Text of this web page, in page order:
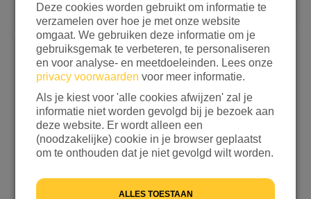
Kies een bedrag
ANDERS
Ik wil bijdragen aan de transactiekosten en betaal
Ik wil niet bijdragen aan de transactiekosten
Deze cookies worden gebruikt om informatie te
verzamelen over hoe je met onze website
omgaat. We gebruiken deze informatie om je
gebruiksgemak te verbeteren, te personaliseren
en voor analyse- en meetdoeleinden. Lees onze
privacy voorwaarden voor meer informatie.
Als je kiest voor 'alle cookies afwijzen' zal je
informatie niet worden gevolgd bij je bezoek aan
deze website. Er wordt alleen een
(noodzakelijke) cookie in je browser geplaatst
om te onthouden dat je niet gevolgd wilt worden.
ALLES TOESTAAN